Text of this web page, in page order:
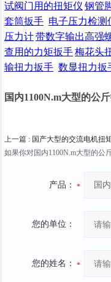
试阀门用的扭矩仪 钢管
套筒扳手 电子压力检测
压力计带数字输出高强
查用的力矩扳手梅花头
输扭力扳手 数显扭力扳
国内1100N.m大型的公
上一篇 : 国产大型的交流电机扭
如果你对国内1100N.m大型的公
产品：
您的单位：
您的姓名：